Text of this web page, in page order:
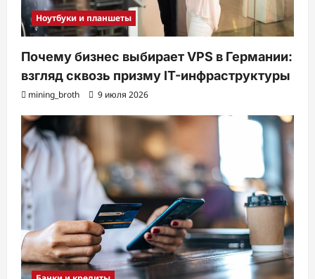
Ноутбуки и планшеты
Почему бизнес выбирает VPS в Германии:
взгляд сквозь призму IT-инфраструктуры
mining_broth 9 июля 2026